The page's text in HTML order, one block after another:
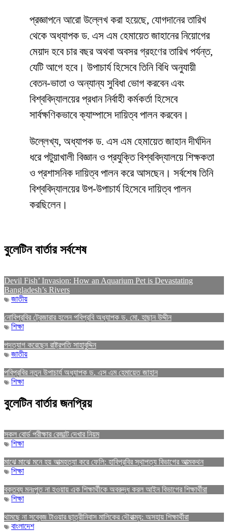
প্রজ্ঞাপনে আরো উল্লেখ করা হয়েছে, যোগদানের তারিখ
থেকে অধ্যাপক ড. এস এম হেমায়েত জাহানের নিয়োগের
মেয়াদ হবে চার বছর অথবা অবসর গ্রহণের তারিখ পর্যন্ত,
যেটি আগে হবে। উপাচার্য হিসেবে তিনি বিধি অনুযায়ী
বেতন-ভাতা ও অন্যান্য সুবিধা ভোগ করবেন এবং
বিশ্ববিদ্যালয়ের প্রধান নির্বাহী কর্মকর্তা হিসেবে
সার্বক্ষণিকভাবে ক্যাম্পাসে দায়িত্ব পালন করবেন।
উল্লেখ্য, অধ্যাপক ড. এস এম হেমায়েত জাহান দীর্ঘদিন
ধরে পটুয়াখালী বিজ্ঞান ও প্রযুক্তি বিশ্ববিদ্যালয়ে শিক্ষকতা
ও প্রশাসনিক দায়িত্ব পালন করে আসছেন। সর্বশেষ তিনি
বিশ্ববিদ্যালয়ের উপ-উপাচার্য হিসেবে দায়িত্ব পালন
করছিলেন।
বুলেটিন বার্তার সর্বশেষ
Devil Fish’ Invasion: How an Aquarium Pet is Devastating
Bangladesh’s Rivers
জাতীয়
নোবিপ্রবির ট্রেজারার হলেন পবিপ্রবি অধ্যাপক ড. মো. হাছান উদ্দীন
শিক্ষা
পদত্যাগ করেছেন রাষ্ট্রপতি সাহাবুদ্দিন
জাতীয়
পবিপ্রবির নতুন উপাচার্য অধ্যাপক ড. এস এম হেমায়েত জাহান
শিক্ষা
বুলেটিন বার্তার জনপ্রিয়
সকল বোর্ড পরীক্ষার রেজাল্ট দেখার নিয়ম
শিক্ষা
মাঝে মাঝে মনে হয় আত্মহত্যা করে ফেলি: হাবিপ্রবির স্থাপত্য বিভাগের আত্মকথন
শিক্ষা
বক্তব্য মনঃপুত না হওয়ায় এক শিক্ষার্থীকে অবরুদ্ধ করল আইন বিভাগের শিক্ষার্থীরা
শিক্ষা
থামছে না সব্বেজ টাওয়ার ছাত্রীনিবাস মালিকের দৌরাত্ম্য: অসহায় শিক্ষার্থীরা
বাংলাদেশ